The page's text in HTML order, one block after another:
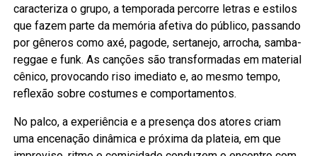
caracteriza o grupo, a temporada percorre letras e estilos
que fazem parte da memória afetiva do público, passando
por gêneros como axé, pagode, sertanejo, arrocha, samba-
reggae e funk. As canções são transformadas em material
cênico, provocando riso imediato e, ao mesmo tempo,
reflexão sobre costumes e comportamentos.
No palco, a experiência e a presença dos atores criam
uma encenação dinâmica e próxima da plateia, em que